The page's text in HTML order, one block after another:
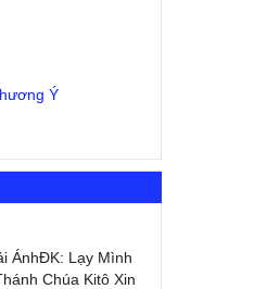
Ý
ÁnhĐK: Lạy Mình
Chúa Kitô Xin